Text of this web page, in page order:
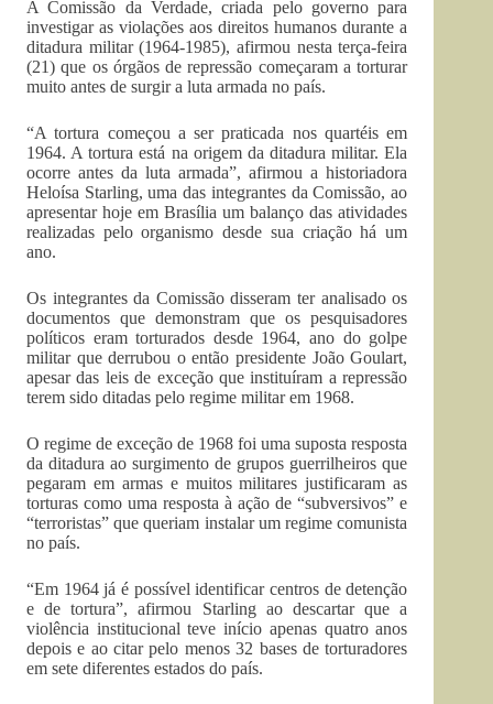
A Comissão da Verdade, criada pelo governo para
investigar as violações aos direitos humanos durante a
ditadura militar (1964-1985), afirmou nesta terça-feira
(21) que os órgãos de repressão começaram a torturar
muito antes de surgir a luta armada no país.
“A tortura começou a ser praticada nos quartéis em
1964. A tortura está na origem da ditadura militar. Ela
ocorre antes da luta armada”, afirmou a historiadora
Heloísa Starling, uma das integrantes da Comissão, ao
apresentar hoje em Brasília um balanço das atividades
realizadas pelo organismo desde sua criação há um
ano.
Os integrantes da Comissão disseram ter analisado os
documentos que demonstram que os pesquisadores
políticos eram torturados desde 1964, ano do golpe
militar que derrubou o então presidente João Goulart,
apesar das leis de exceção que instituíram a repressão
terem sido ditadas pelo regime militar em 1968.
O regime de exceção de 1968 foi uma suposta resposta
da ditadura ao surgimento de grupos guerrilheiros que
pegaram em armas e muitos militares justificaram as
torturas como uma resposta à ação de “subversivos” e
“terroristas” que queriam instalar um regime comunista
no país.
“Em 1964 já é possível identificar centros de detenção
e de tortura”, afirmou Starling ao descartar que a
violência institucional teve início apenas quatro anos
depois e ao citar pelo menos 32 bases de torturadores
em sete diferentes estados do país.